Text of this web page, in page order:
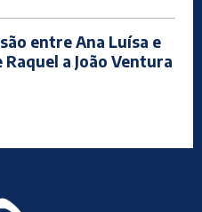
entre Ana Luísa e
a João Ventura